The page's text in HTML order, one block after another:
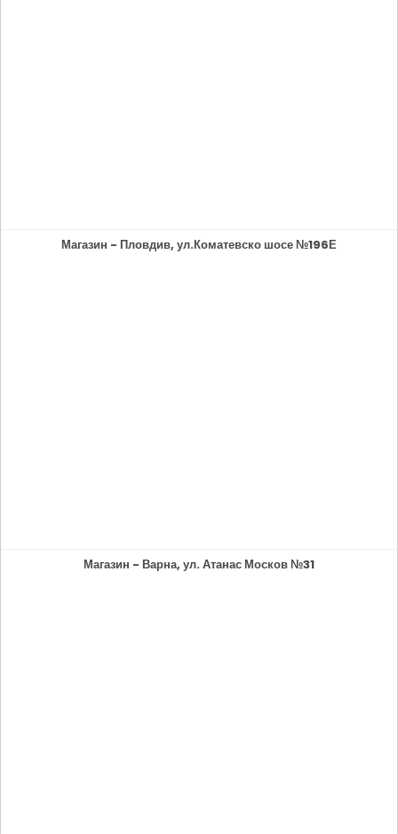
Магазин - Пловдив, ул.Коматевско шосе №196Е
Магазин - Варна, ул. Атанас Москов №31